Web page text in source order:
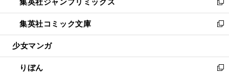
で
開
く
ド
ウ
で
開
ィ
ン
ド
ウ
開
く
い
ウ
ィ
ン
ウ
で
新
し
い
ウ
ン
ド
集英社コミック文庫
新
し
ウ
ィ
少女マンガ
りぼん
新